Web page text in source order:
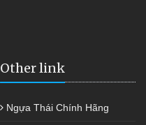
Other link
Ngựa Thái Chính Hãng